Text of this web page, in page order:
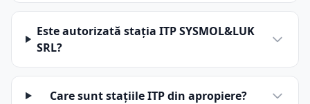
Este autorizată stația ITP SYSMOL&LUK
SRL?
Care sunt stațiile ITP din apropiere?